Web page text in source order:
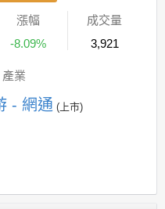
漲幅
-8.09%
成交量
3,921
產業
- 網通 (上市)